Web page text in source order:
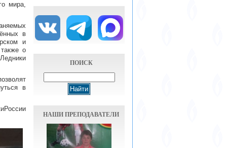
мира,
в
и
о
в
ПОИСК
НАШИ ПРЕПОДАВАТЕЛИ